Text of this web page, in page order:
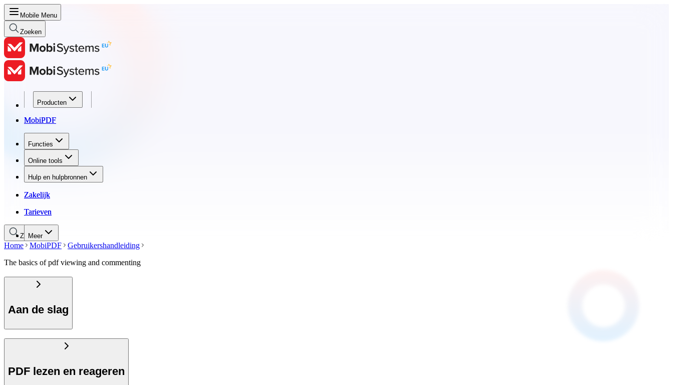
Mobile Menu
Zoeken
Producten
MobiPDF
Functies
Online tools
Hulp en hulpbronnen
Zakelijk
Tarieven
Meer
Producten
MobiPDF
Functies
Online tools
Hulp en hulpbronnen
Zakelijk
Tarieven
Zoeken
Home MobiPDF
Gebruikershandleiding
The basics of pdf viewing and commenting
Aan de slag
PDF lezen en reageren